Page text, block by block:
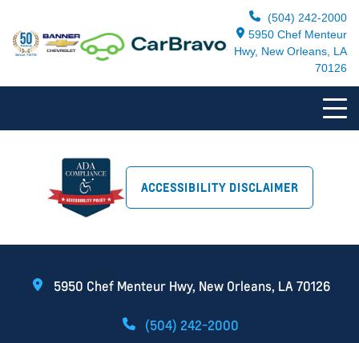
(504) 242-2000
5950 Chef Menteur
Hwy, New Orleans, LA
70126
ACCESSIBILITY DISCLAIMER
5950 Chef Menteur Hwy, New Orleans, LA 70126
(504) 242-2000